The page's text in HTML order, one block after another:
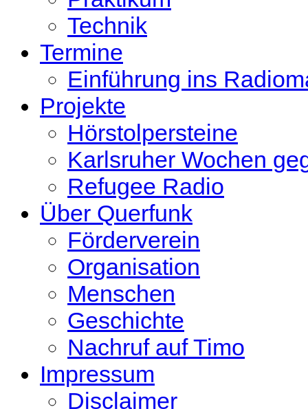
Technik
Termine
Einführung ins
Projekte
Hörstolpersteine
Karlsruher Wochen
Refugee Radio
Über Querfunk
Förderverein
Organisation
Menschen
Geschichte
Nachruf auf Timo
Impressum
Disclaimer